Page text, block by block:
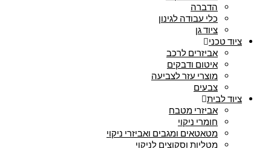
הדברה
כלי עבודה לגינון
ציוד גן
ציוד טכני
אביזרים לרכב
איטום ודבקים
מוצרי עזר לצביעה
צבעים
ציוד לבית
אביזרי מטבח
חומרי ניקוי
מטאטאים ומגבים ואביזרי ניקוי
מטליות וסקוצים לניקוי